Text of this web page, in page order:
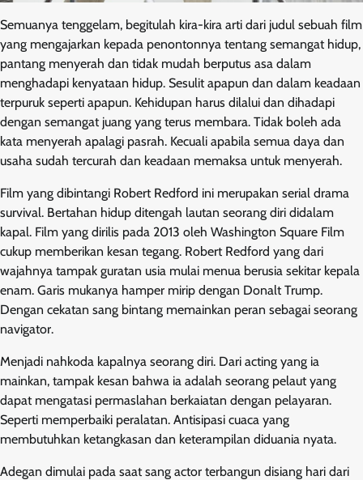
Semuanya tenggelam, begitulah kira-kira arti dari judul sebuah film
yang mengajarkan kepada penontonnya tentang semangat hidup,
pantang menyerah dan tidak mudah berputus asa dalam
menghadapi kenyataan hidup. Sesulit apapun dan dalam keadaan
terpuruk seperti apapun. Kehidupan harus dilalui dan dihadapi
dengan semangat juang yang terus membara. Tidak boleh ada
kata menyerah apalagi pasrah. Kecuali apabila semua daya dan
usaha sudah tercurah dan keadaan memaksa untuk menyerah.
Film yang dibintangi Robert Redford ini merupakan serial drama
survival. Bertahan hidup ditengah lautan seorang diri didalam
kapal. Film yang dirilis pada 2013 oleh Washington Square Film
cukup memberikan kesan tegang. Robert Redford yang dari
wajahnya tampak guratan usia mulai menua berusia sekitar kepala
enam. Garis mukanya hamper mirip dengan Donalt Trump.
Dengan cekatan sang bintang memainkan peran sebagai seorang
navigator.
Menjadi nahkoda kapalnya seorang diri. Dari acting yang ia
mainkan, tampak kesan bahwa ia adalah seorang pelaut yang
dapat mengatasi permaslahan berkaiatan dengan pelayaran.
Seperti memperbaiki peralatan. Antisipasi cuaca yang
membutuhkan ketangkasan dan keterampilan diduania nyata.
Adegan dimulai pada saat sang actor terbangun disiang hari dari